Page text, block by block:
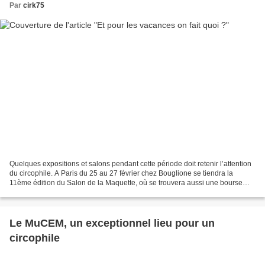
Par cirk75
Quelques expositions et salons pendant cette période doit retenir l’attention
du circophile. A Paris du 25 au 27 février chez Bouglione se tiendra la
11ème édition du Salon de la Maquette, où se trouvera aussi une bourse
Le MuCEM, un exceptionnel lieu pour un
circophile